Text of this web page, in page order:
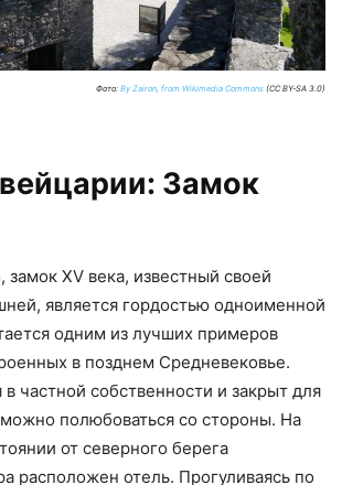
Фото: By Zairon, from Wikimedia Commons (CC BY-SA 3.0)
Замок
XV века, известный своей
является гордостью одноименной
одним из лучших примеров
в позднем Средневековье.
частной собственности и закрыт для
полюбоваться со стороны. На
от северного берега
расположен отель. Прогуливаясь по